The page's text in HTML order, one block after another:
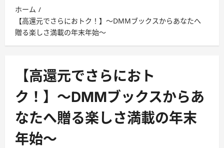
メ
ニ
ュ
ー
ホーム
【高還元でさらにおトク！】〜DMMブックスからあなたへ
贈る楽しさ満載の年末年始〜
【高還元でさらにおト
ク！】〜DMMブックスからあ
なたへ贈る楽しさ満載の年末
年始〜